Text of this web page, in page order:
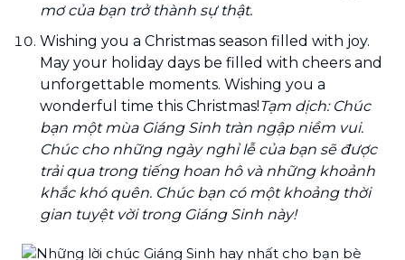
mơ của bạn trở thành sự thật.
Wishing you a Christmas season filled with joy.
May your holiday days be filled with cheers and
unforgettable moments. Wishing you a
wonderful time this Christmas!Tạm dịch: Chúc
bạn một mùa Giáng Sinh tràn ngập niềm vui.
Chúc cho những ngày nghỉ lễ của bạn sẽ được
trải qua trong tiếng hoan hô và những khoảnh
khắc khó quên. Chúc bạn có một khoảng thời
gian tuyệt vời trong Giáng Sinh này!